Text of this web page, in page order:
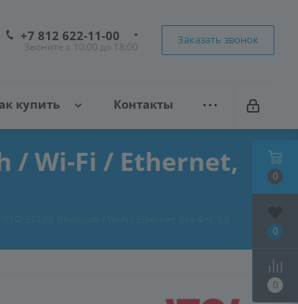
+7 812 622-11-00
Звоните с 10:00 до 18:00
Заказать звонок
купить Контакты
/ Wi-Fi / Ethernet, 0
0
0